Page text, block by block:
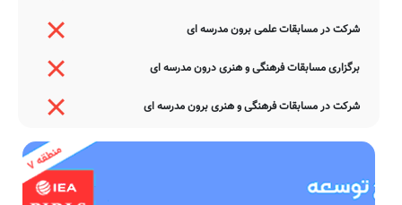
شرکت در مسابقات علمی برون مدرسه ای
برگزاری مسابقات فرهنگی و هنری درون مدرسه ای
شرکت در مسابقات فرهنگی و هنری برون مدرسه ای